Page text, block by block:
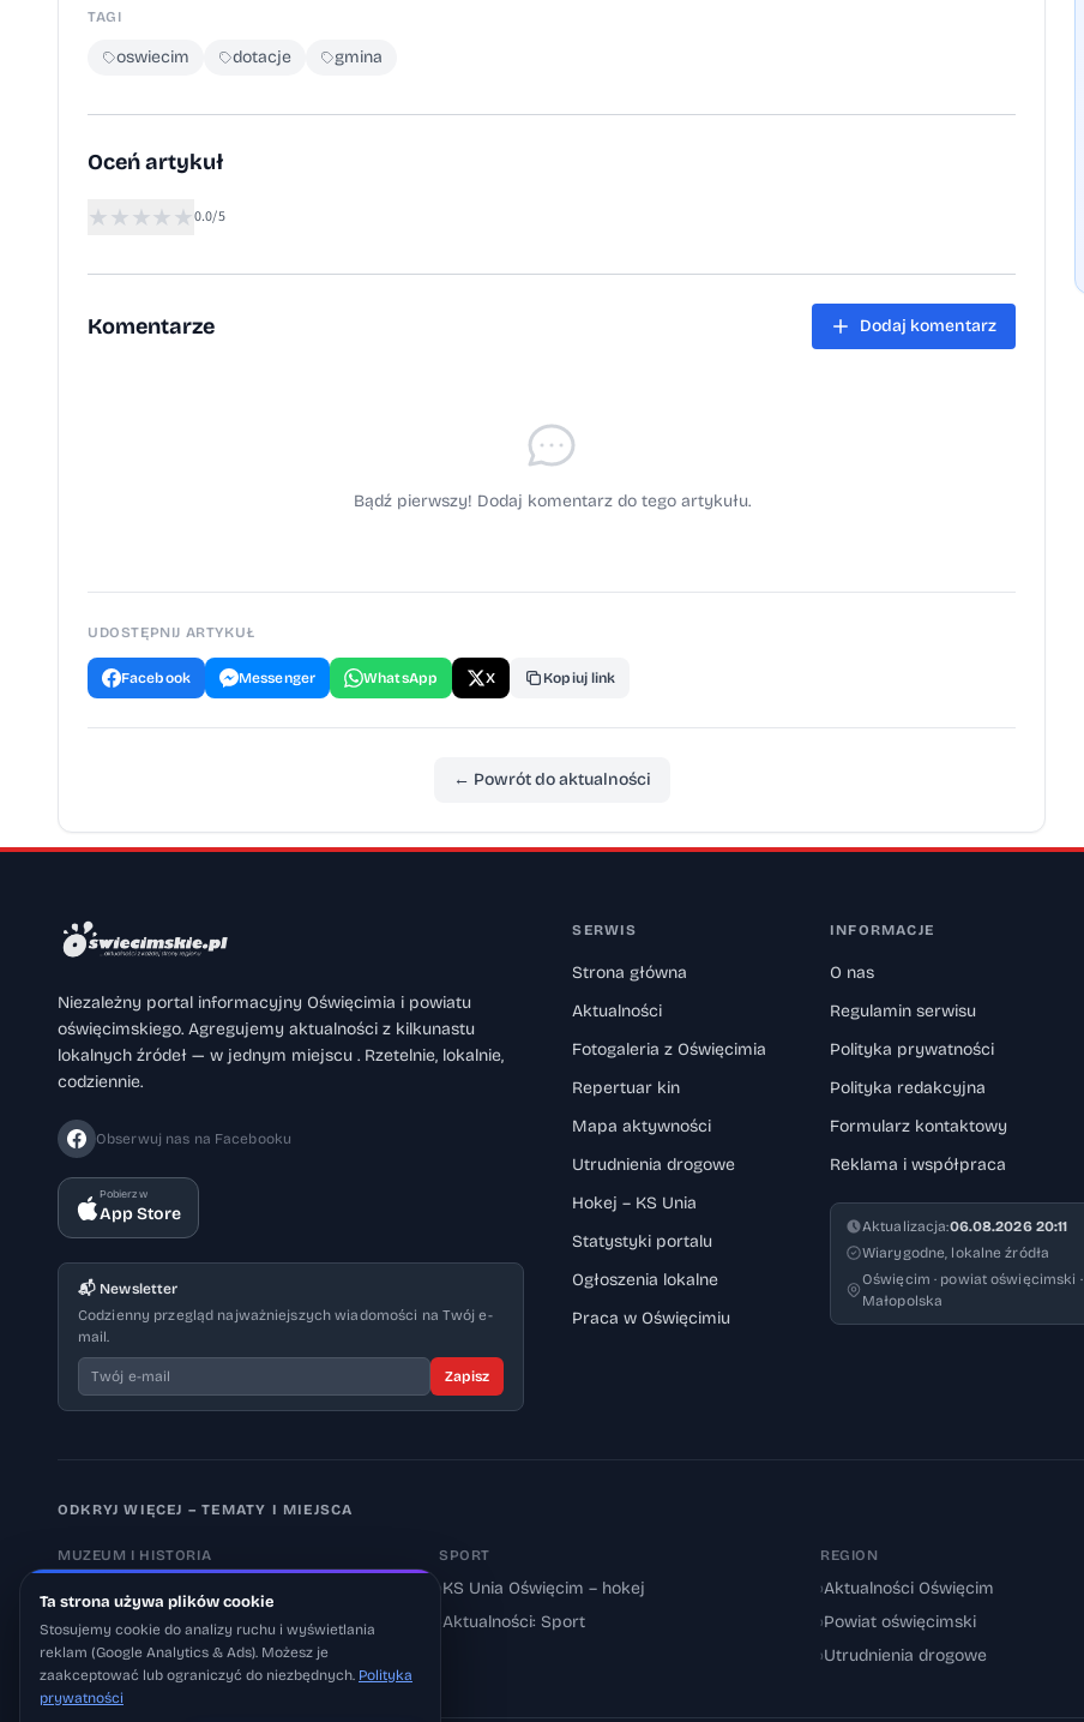
uzupelniajacy_Sadowa P_2026 Oświadczenie_o_niepos_tyt_praw_Sadowa_P_nabor
uzupelniajacy wniosek Sadowa P_nabor uzupelniajacy zarzadzenie 73_2026_nabor
TAGI
oswiecim dotacje gmina
Oceń artykuł
★ ★ ★★ ★0.0/5
Komentarze Dodaj komentarz
Bądź pierwszy! Dodaj komentarz do tego artykułu.
UDOSTĘPNIJ ARTYKUŁ
Facebook Messenger WhatsApp X Kopiuj link
← Powrót do aktualności
Niezależny portal informacyjny Oświęcimia i powiatu
oświęcimskiego. Agregujemy aktualności z kilkunastu
lokalnych źródeł — w jednym miejscu . Rzetelnie, lokalnie,
codziennie.
Obserwuj nas na Facebooku
Pobierz w
App Store
📬 Newsletter
Codzienny przegląd najważniejszych wiadomości na Twój e-
mail.
Zapisz
SERWIS
Strona główna
Aktualności
Fotogaleria z Oświęcimia
Repertuar kin
Mapa aktywności
Utrudnienia drogowe
Hokej – KS Unia
Statystyki portalu
Ogłoszenia lokalne
Praca w Oświęcimiu
INFORMACJE
O nas
Regulamin serwisu
Polityka prywatności
Polityka redakcyjna
Formularz kontaktowy
Reklama i współpraca
Aktualizacja:06.08.2026 20:11
Wiarygodne, lokalne źródła
Oświęcim · powiat oświęcimski ·
Małopolska
ODKRYJ WIĘCEJ – TEMATY I MIEJSCA
MUZEUM I HISTORIA
› Aktualności: Muzeum
›Aktualności: Historia
SPORT
›KS Unia Oświęcim – hokej
Aktualności: Sport
REGION
›Aktualności Oświęcim
›Powiat oświęcimski
›Utrudnienia drogowe
Ta strona używa plików cookie
Stosujemy cookie do analizy ruchu i wyświetlania
reklam (Google Analytics & Ads). Możesz je
zaakceptować lub ograniczyć do niezbędnych. Polityka
prywatności